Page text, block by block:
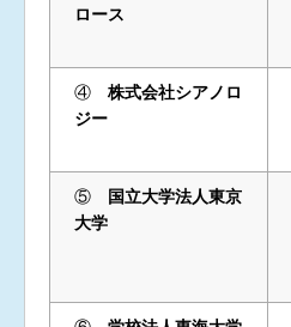
ロース
④ 株式会社シアノロ
ジー
⑤
国立大学法人東京
大学